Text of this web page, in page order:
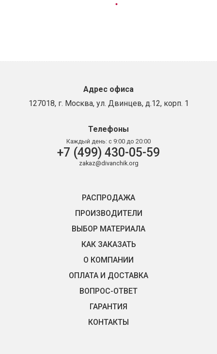
Адрес офиса
127018, г. Москва, ул. Двинцев, д.12, корп. 1
Телефоны
Каждый день: с 9:00 до 20:00
+7 (499) 430-05-59
zakaz@divanchik.org
РАСПРОДАЖА
ПРОИЗВОДИТЕЛИ
ВЫБОР МАТЕРИАЛА
КАК ЗАКАЗАТЬ
О КОМПАНИИ
ОПЛАТА И ДОСТАВКА
ВОПРОС-ОТВЕТ
ГАРАНТИЯ
КОНТАКТЫ